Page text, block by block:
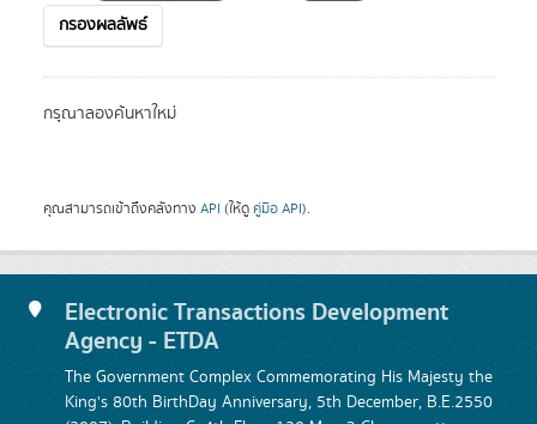
กรองผลลัพธ์
กรุณาลองค้นหาใหม่
คุณสามารถเข้าถึงคลังทาง API (ให้ดู คู่มือ API).
Electronic Transactions Development
Agency - ETDA
The Government Complex Commemorating His Majesty the
King's 80th BirthDay Anniversary, 5th December, B.E.2550